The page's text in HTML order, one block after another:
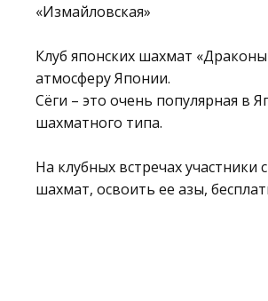
«Измайловская»
Клуб японских шахмат
атмосферу Японии.
Сёги – это очень популярная в
шахматного типа.
На клубных встречах
шахмат, освоить ее азы,